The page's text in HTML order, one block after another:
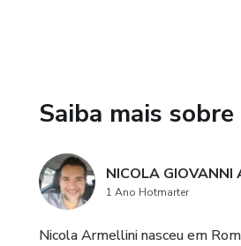
Saiba mais
NICOLA GIOVANNI
1 Ano Hotmarter
Nicola Armellini nasceu em